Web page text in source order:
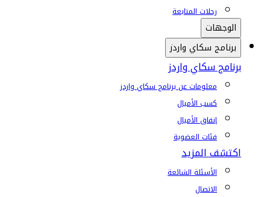
رحلات المتابعة
الوجهات
برنامج سكاي واردز
برنامج سكاي واردز
معلومات عن برنامج سكاي واردز
كسب الأميال
إنفاق الأميال
فئات العضوية
اكتشف المزيد
الأسئلة الشائعة
الاتصال